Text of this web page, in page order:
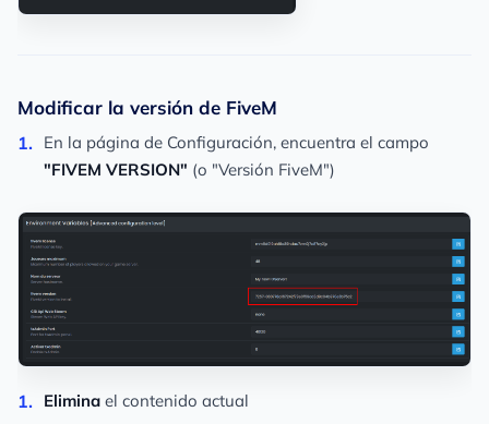
Modificar la versión de FiveM
En la página de Configuración, encuentra el campo
"FIVEM VERSION" (o "Versión FiveM")
Elimina el contenido actual